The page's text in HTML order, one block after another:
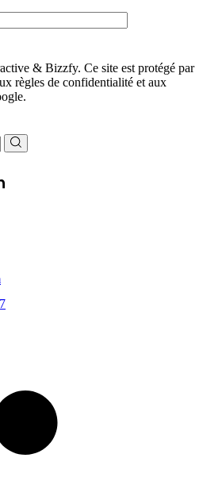
& Bizzfy. Ce site est protégé par
règles de confidentialité et aux